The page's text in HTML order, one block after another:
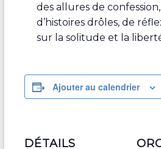
des allures de confession,
d’histoires drôles, de
sur la solitude et la
Ajouter au calendrier
DÉTAILS